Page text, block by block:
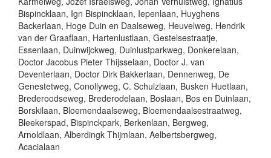
Bispincklaan, Ign Bispincklaan, Iepenlaan, Huyghens
Backerlaan, Hoge Duin en Daalseweg, Heuvelweg, Hendrik
van der Graaflaan, Hartenlustlaan, Gestelsestraatje,
Essenlaan, Duinwijckweg, Duinlustparkweg, Donkerelaan,
Doctor Jacobus Pieter Thijsselaan, Doctor J. van
Deventerlaan, Doctor Dirk Bakkerlaan, Dennenweg, De
Genestetweg, Conollyweg, C. Schulzlaan, Busken Huetlaan,
Brederoodseweg, Brederodelaan, Boslaan, Bos en Duinlaan,
Borskilaan, Bloemendaalseweg, Bloemendaalsestraatweg,
Bleekerspad, Bispinckpark, Berkenlaan, Bergweg,
Arnoldlaan, Alberdingk Thijmlaan, Aelbertsbergweg,
Acacialaan